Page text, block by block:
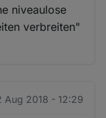
niveaulose
verbreiten"
Aug 2018 - 12:29